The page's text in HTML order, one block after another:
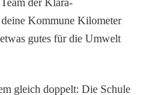
Kommune Kilometer
gutes für die Umwelt
gleich doppelt: Die Schule